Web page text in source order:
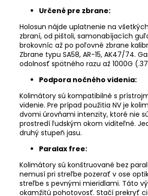
Určené pre zbrane:
Holosun nájde uplatnenie na
zbraní, od pištoli, samonabíjacích
brokovníc až po poľovné zbrane
Zbrane typu SA58, AR-15, AK47/74.
odolnosť spätného razu až 1000G
Podpora nočného videnia:
Kolimátory sú kompatibilné s
videnie. Pre prípad použitia NV je
dvomi úrovňami intenzity, ktoré nie
prostredí ľudským okom viditeľné.
druhý stupeň jasu.
Paralax free:
Kolimátory sú konštruované bez
nemusí pri streľbe pozerať v ose
streľbe s pevnými mieridlami. Táto
okamžitú pohotovosť. Stačí prekryť